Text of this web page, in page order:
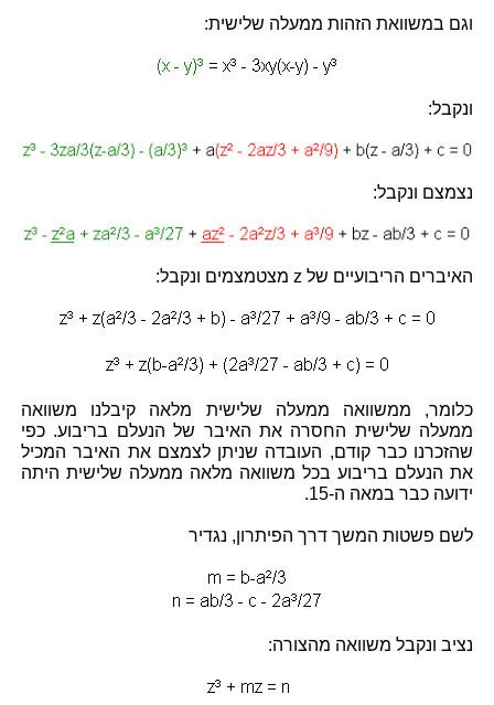
וגם במשוואת הזהות ממעלה שלישית:
ונקבל:
נצמצם ונקבל:
האיברים הריבועיים של z מצטמצמים ונקבל:
כלומר, ממשוואה ממעלה שלישית מלאה קיבלנו משוואה
ממעלה שלישית החסרה את האיבר של הנעלם בריבוע. כפי
שהזכרנו כבר קודם, העובדה שניתן לצמצם את האיבר המכיל
את הנעלם בריבוע בכל משוואה מלאה ממעלה שלישית היתה
ידועה כבר במאה ה-15.
לשם פשטות המשך דרך הפיתרון, נגדיר
נציב ונקבל משוואה מהצורה: